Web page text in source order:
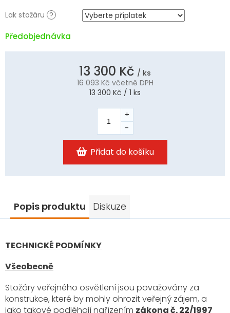
Předobjednávka
Lak stožáru ?
13 300 Kč / ks
16 093 Kč včetně DPH
Měrná
13 300 Kč / 1 ks
Přidat do košíku
Popis produktu Diskuze
TECHNICKÉ PODMÍNKY
Všeobecně
Stožáry veřejného osvětlení jsou považovány za
konstrukce, které by mohly ohrozit veřejný zájem, a
jako takové podléhají nařízením zákona č. 22/1997